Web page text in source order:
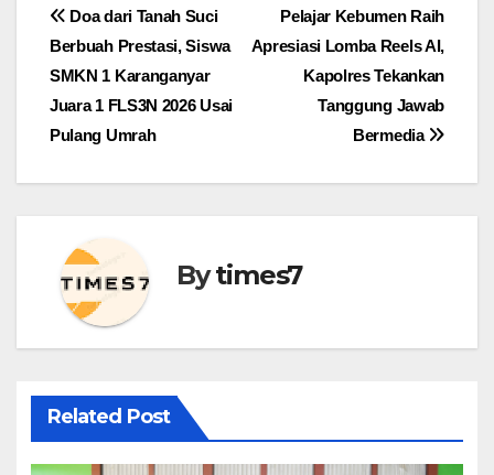
Navigasi
pos
Pelajar Kebumen Raih
Apresiasi Lomba Reels AI,
Kapolres Tekankan
Tanggung Jawab
Bermedia
Doa dari Tanah Suci
Berbuah Prestasi, Siswa
SMKN 1 Karanganyar
Juara 1 FLS3N 2026 Usai
Pulang Umrah
Bytimes7
Related Post